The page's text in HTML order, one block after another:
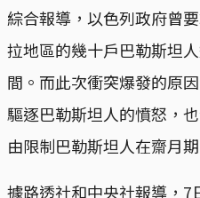
綜合報導，以色列政府曾
拉地區的幾十戶巴勒斯坦
間。而此次衝突爆發的原
驅逐巴勒斯坦人的憤怒，
由限制巴勒斯坦人在齋月
據路透社和中央社報導，7